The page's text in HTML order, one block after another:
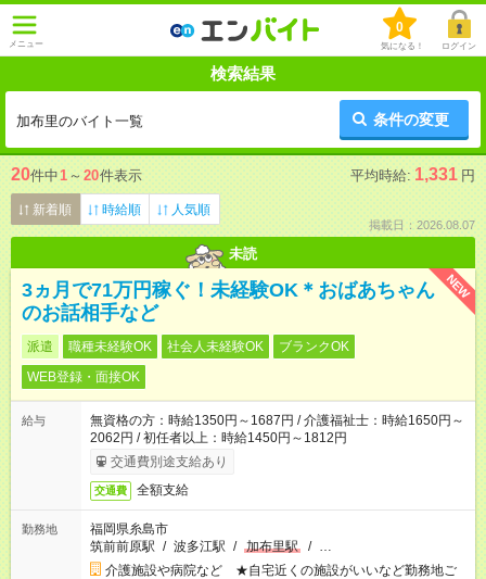
メニュー
0
気になる！ ログイン
検索結果
加布里のバイト一覧 条件の変更
20件中1 ～ 20件表示 平均時給: 1,331 円
新着順 時給順 人気順
掲載日：2026.08.07
未読
NEW
3ヵ月で71万円稼ぐ！未経験OK＊おばあちゃん
のお話相手など
派遣 職種未経験OK 社会人未経験OK
ブランクOK
WEB登録・面接OK
給与
無資格の方：時給1350円～1687円 / 介護福祉士：時給1650円～
2062円 / 初任者以上：時給1450円～1812円
交通費別途支給あり
交通費 全額支給
勤務地
福岡県糸島市
筑前前原駅 / 波多江駅 / 加布里駅 / …
介護施設や病院など ★自宅近くの施設がいいなど勤務地ご